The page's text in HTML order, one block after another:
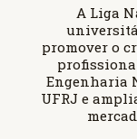
A Liga
promover o
Engenharia
UFRJ e